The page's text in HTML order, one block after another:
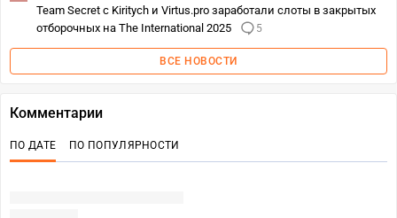
Team Secret c Kiritych и Virtus.pro заработали слоты в закрытых
отборочных на The International 2025
5
ВСЕ НОВОСТИ
Комментарии
ПО ДАТЕ ПО ПОПУЛЯРНОСТИ